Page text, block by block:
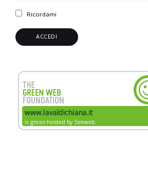
Ricordami